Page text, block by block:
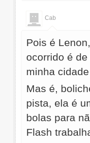
Cab
Pois é
ocorrido é
minha
Mas é,
pista, ela é
bolas para
Flash